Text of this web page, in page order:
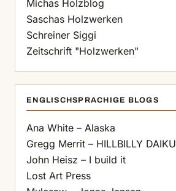
Michas Holzblog
Saschas Holzwerken
Schreiner Siggi
Zeitschrift "Holzwerken"
ENGLISCHSPRACHIGE BLOGS
Ana White – Alaska
Gregg Merrit – HILLBILLY DAIKU
John Heisz – I build it
Lost Art Press